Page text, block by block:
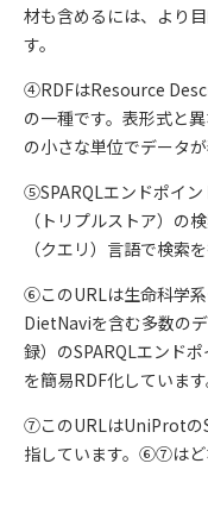
材も含めるには、より
す。
④RDFはResource
の一種です。表形式と
の小さな単位でデータが
⑤SPARQLエンドポイ
（トリプルストア）の
（クエリ）言語で検索
⑥このURLは生命科学
DietNaviを含む多数の
録）のSPARQLエンド
を簡易RDF化しています
⑦このURLはUniProtの
指しています。⑥⑦はど